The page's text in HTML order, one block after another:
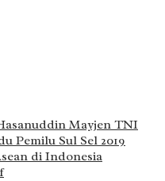
Mayjen TNI
Pemilu Sul Sel 2019
di Indonesia